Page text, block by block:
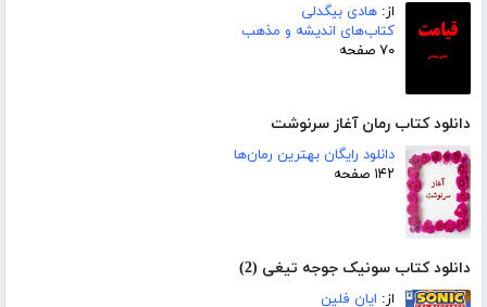
از: هادی بیگدلی
کتاب‌های اندیشه و مذهب
۷۰ صفحه
دانلود کتاب رمان آغاز سرنوشت
دانلود رایگان بهترین رمان‌ها
۱۴۲ صفحه
دانلود کتاب سونیک جوجه تیغی (2)
از: ایان فلین